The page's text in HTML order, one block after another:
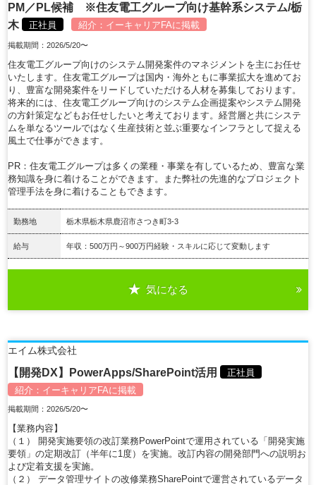
PM／PL候補 ※住友電工グループ向け基幹系システム/栃
木
正社員 紹介： イーキャリアFAに掲載
掲載期間：2026/5/20〜
住友電工グループ向けのシステム開発案件のマネジメントを主にお任せ
いたします。住友電工グループは国内・海外ともに事業拡大を進めてお
り、豊富な開発案件をリードしていただける人材を募集しております。
将来的には、住友電工グループ向けのシステム企画提案やシステム開発
の方針策定などもお任せしたいと考えております。経営層と共にシステ
ムを単なるツールではなく生産技術と並ぶ重要なインフラとして捉える
風土で仕事ができます。
PR：住友電工グループは多くの業種・事業を有しているため、豊富な業
務知識を身に着けることができます。また弊社の先進的なプロジェクト
管理手法を身に着けることもできます。
勤務地 栃木県栃木県鹿沼市さつき町3-3
給与 年収：500万円～900万円経験・スキルに応じて変動します
気になる
エイム株式会社
【開発DX】PowerApps/SharePoint活用
正社員
紹介： イーキャリアFAに掲載
掲載期間：2026/5/20〜
【業務内容】
（１） 開発実施要領の改訂業務PowerPointで運用されている「開発実施
要領」の定期改訂（半年に1度）を実施。改訂内容の開発部門への説明お
よび定着支援を実施。
（２） データ管理サイトの改修業務SharePointで運営されているデータ